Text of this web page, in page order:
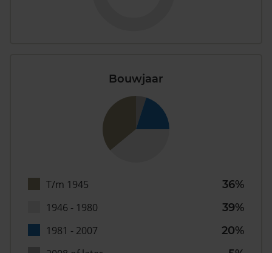
Bouwjaar
T/m 1945
36%
1946 - 1980
39%
1981 - 2007
20%